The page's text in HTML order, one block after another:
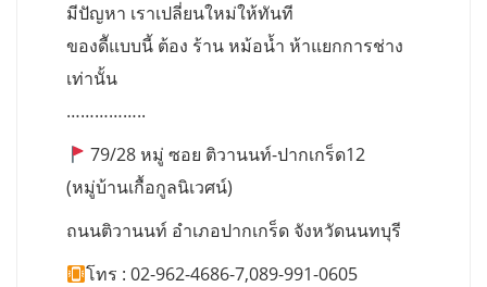
มีปัญหา เราเปลี่ยนใหม่ให้ทันที
ของดีัแบบนี้ ต้อง ร้าน หม้อน้ำ ห้าแยกการช่าง
เท่านั้น
……………..
79/28 หมู่ ซอย ติวานนท์-ปากเกร็ด12
(หมู่บ้านเกื้อกูลนิเวศน์)
ถนนติวานนท์ อำเภอปากเกร็ด จังหวัดนนทบุรี
โทร : 02-962-4686-7,089-991-0605